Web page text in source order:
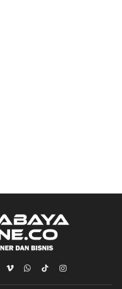
VimeoWhatsApp
TikTokInstagram